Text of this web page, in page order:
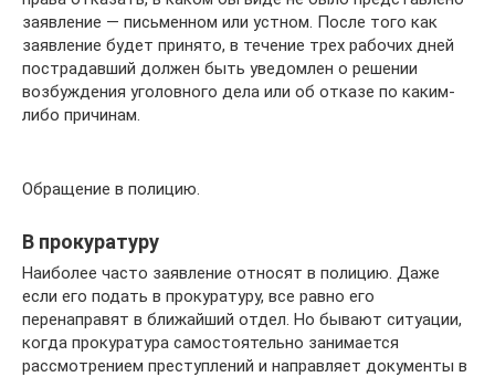
заявление — письменном или устном. После того как
заявление будет принято, в течение трех рабочих дней
пострадавший должен быть уведомлен о решении
возбуждения уголовного дела или об отказе по каким-
либо причинам.
Обращение в полицию.
В прокуратуру
Наиболее часто заявление относят в полицию. Даже
если его подать в прокуратуру, все равно его
перенаправят в ближайший отдел. Но бывают ситуации,
когда прокуратура самостоятельно занимается
рассмотрением преступлений и направляет документы в